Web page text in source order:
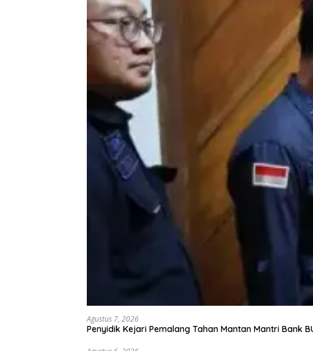
Agustus 7, 2026
Penyidik Kejari Pemalang Tahan Mantan Mantri Bank